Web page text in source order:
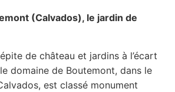
(Calvados), le jardin de
de château et jardins à l’écart
domaine de Boutemont, dans le
est classé monument